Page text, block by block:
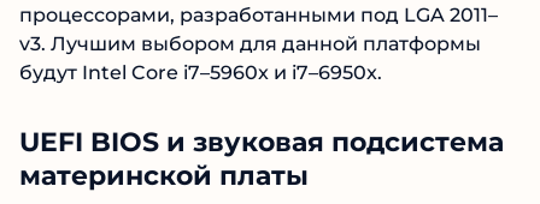
процессорами, разработанными под LGA 2011–
v3. Лучшим выбором для данной платформы
будут Intel Core i7–5960x и i7–6950x.
UEFI BIOS и звуковая подсистема
материнской платы